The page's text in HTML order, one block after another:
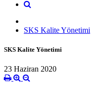
SKS Kalite Yönetimi
SKS Kalite Yönetimi
23 Haziran 2020